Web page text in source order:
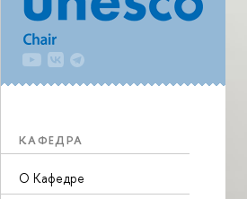
КАФЕДРА
О Кафедре